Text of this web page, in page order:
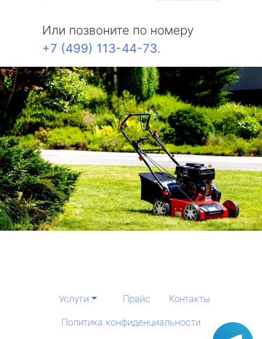
Или позвоните по номеру
+7 (499) 113-44-73.
Услуги Прайс
Контакты
Политика конфиденциальности